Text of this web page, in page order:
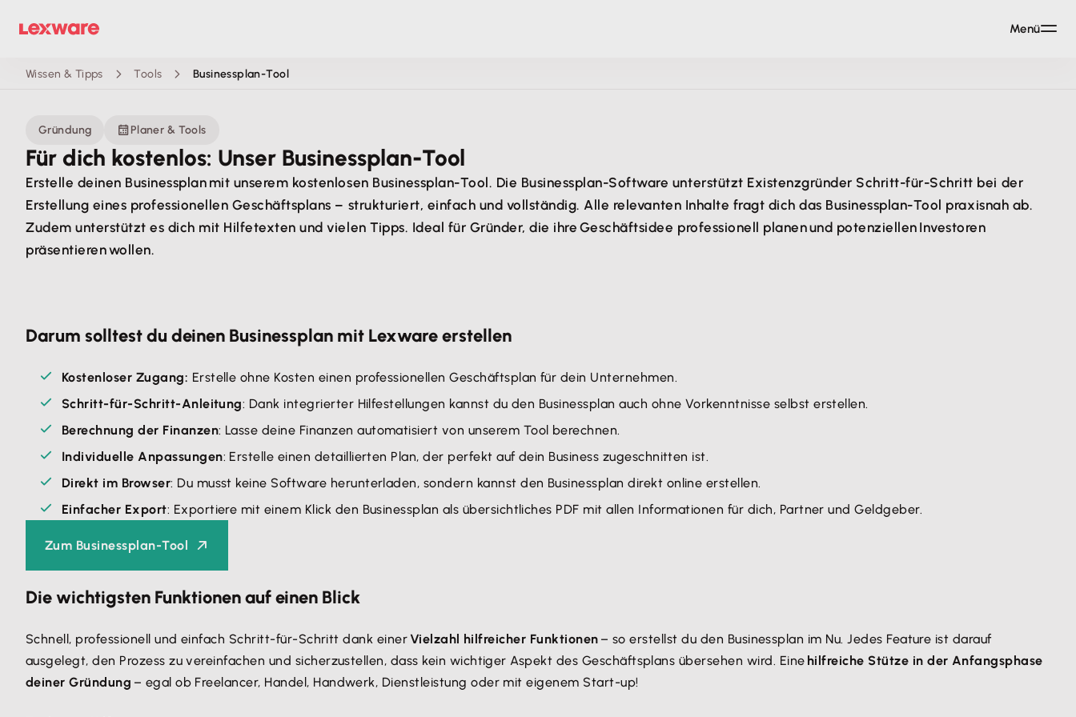
Wissen & Tipps Tools Businessplan-Tool
Gründung Planer & Tools
Für dich kostenlos: Unser Businessplan-Tool
Erstelle deinen Businessplan mit unserem kostenlosen Businessplan-Tool. Die Businessplan-Software unterstützt Existenzgründer Schritt-für-Schritt bei der
Erstellung eines professionellen Geschäftsplans – strukturiert, einfach und vollständig. Alle relevanten Inhalte fragt dich das Businessplan-Tool praxisnah ab.
Zudem unterstützt es dich mit Hilfetexten und vielen Tipps. Ideal für Gründer, die ihre Geschäftsidee professionell planen und potenziellen Investoren
präsentieren wollen.
Darum solltest du deinen Businessplan mit­ Lexware erstellen
Kostenloser Zugang: Erstelle ohne Kosten einen professionellen Geschäftsplan für dein Unternehmen.
Schritt-für-Schritt-Anleitung: Dank integrierter Hilfestellungen kannst du den Businessplan auch ohne Vorkenntnisse selbst erstellen.
Berechnung der Finanzen: Lasse deine Finanzen automatisiert von unserem Tool berechnen.
Individuelle Anpassungen: Erstelle einen detaillierten Plan, der perfekt auf dein Business zugeschnitten ist.
Direkt im Browser: Du musst keine Software herunterladen, sondern kannst den Businessplan direkt online erstellen.
Einfacher Export: Exportiere mit einem Klick den Businessplan als übersichtliches PDF mit allen Informationen für dich, Partner und Geldgeber.
Zum Businessplan-Tool
Die wichtigsten Funktionen auf einen Blick
Schnell, professionell und einfach Schritt-für-Schritt dank einer Vielzahl hilfreicher Funktionen – so erstellst du den Businessplan im Nu. Jedes Feature ist darauf
ausgelegt, den Prozess zu vereinfachen und sicherzustellen, dass kein wichtiger Aspekt des Geschäftsplans übersehen wird. Eine hilfreiche Stütze in der Anfangsphase
deiner Gründung – egal ob Freelancer, Handel, Handwerk, Dienstleistung oder mit eigenem Start-up!
Menü